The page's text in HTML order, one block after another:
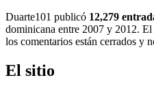
Duarte101 publicó 12,279
dominicana entre 2007 y 2012.
los comentarios están cerrados y
El sitio